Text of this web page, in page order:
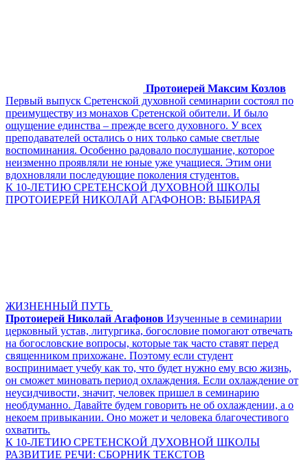
Протоиерей Максим Козлов
Первый выпуск Сретенской духовной семинарии состоял по
преимуществу из монахов Сретенской обители. И было
ощущение единства – прежде всего духовного. У всех
преподавателей остались о них только самые светлые
воспоминания. Особенно радовало послушание, которое
неизменно проявляли не юные уже учащиеся. Этим они
вдохновляли последующие поколения студентов.
К 10-ЛЕТИЮ СРЕТЕНСКОЙ ДУХОВНОЙ ШКОЛЫ
ПРОТОИЕРЕЙ НИКОЛАЙ АГАФОНОВ: ВЫБИРАЯ
ЖИЗНЕННЫЙ ПУТЬ
Протоиерей Николай Агафонов Изученные в семинарии
церковный устав, литургика, богословие помогают отвечать
на богословские вопросы, которые так часто ставят перед
священником прихожане. Поэтому если студент
воспринимает учебу как то, что будет нужно ему всю жизнь,
он сможет миновать период охлаждения. Если охлаждение от
неусидчивости, значит, человек пришел в семинарию
необдуманно. Давайте будем говорить не об охлаждении, а о
некоем привыкании. Оно может и человека благочестивого
охватить.
К 10-ЛЕТИЮ СРЕТЕНСКОЙ ДУХОВНОЙ ШКОЛЫ
РАЗВИТИЕ РЕЧИ: СБОРНИК ТЕКСТОВ